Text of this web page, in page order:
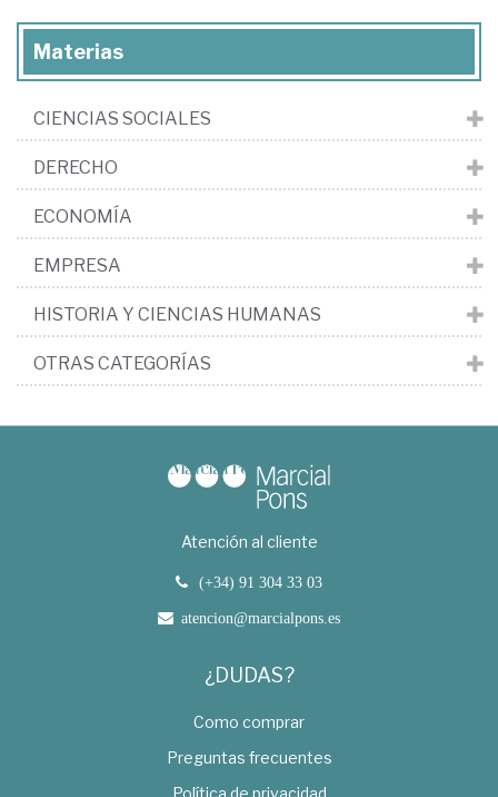
Materias
CIENCIAS SOCIALES
DERECHO
ECONOMÍA
EMPRESA
HISTORIA Y CIENCIAS HUMANAS
OTRAS CATEGORÍAS
Atención al cliente
(+34) 91 304 33 03
atencion@marcialpons.es
¿DUDAS?
Como comprar
Preguntas frecuentes
Política de privacidad